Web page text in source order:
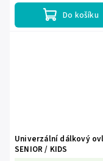
Do košíku
Univerzální dálkový
SENIOR / KIDS